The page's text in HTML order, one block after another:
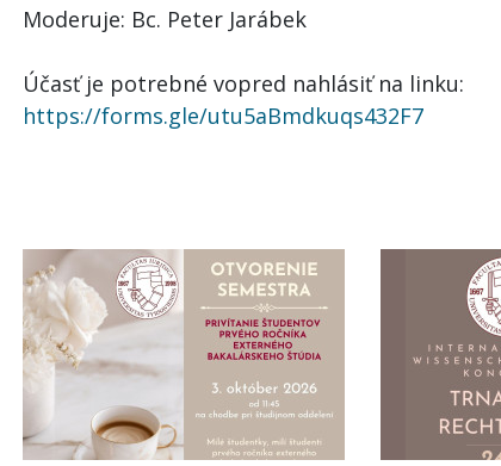
Moderuje: Bc. Peter Jarábek
Účasť je potrebné vopred nahlásiť na linku:
https://forms.gle/utu5aBmdkuqs432F7